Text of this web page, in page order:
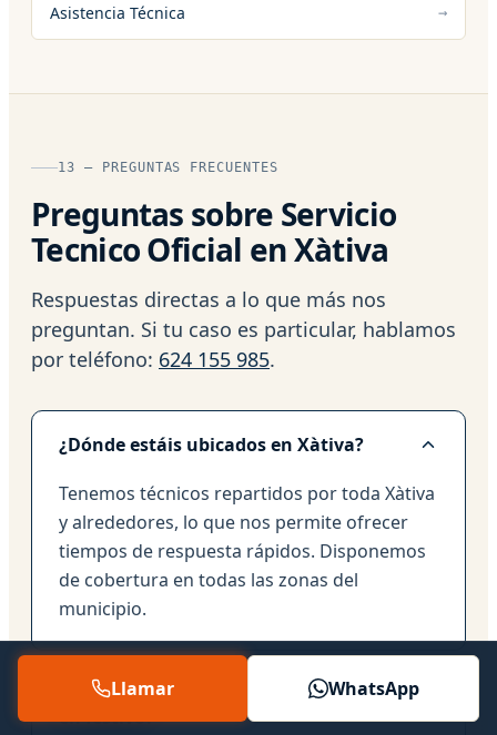
Asistencia Técnica
13 — PREGUNTAS FRECUENTES
Preguntas sobre Servicio
Tecnico Oficial en Xàtiva
Respuestas directas a lo que más nos
preguntan. Si tu caso es particular, hablamos
por teléfono: 624 155 985.
¿Dónde estáis ubicados en Xàtiva?
Tenemos técnicos repartidos por toda Xàtiva
y alrededores, lo que nos permite ofrecer
tiempos de respuesta rápidos. Disponemos
de cobertura en todas las zonas del
municipio.
¿Cobráis extra por venir por la noche o
en festivo?
Llamar WhatsApp